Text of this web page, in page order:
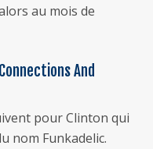
au mois de
And
pour Clinton qui
nom Funkadelic.